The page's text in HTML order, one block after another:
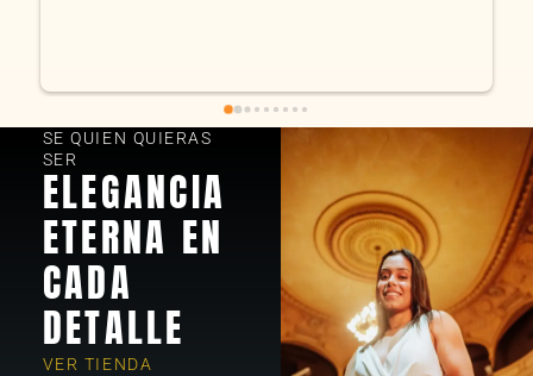
SE QUIEN QUIERAS
SER
ELEGANCIA
ETERNA EN
CADA
DETALLE
VER TIENDA